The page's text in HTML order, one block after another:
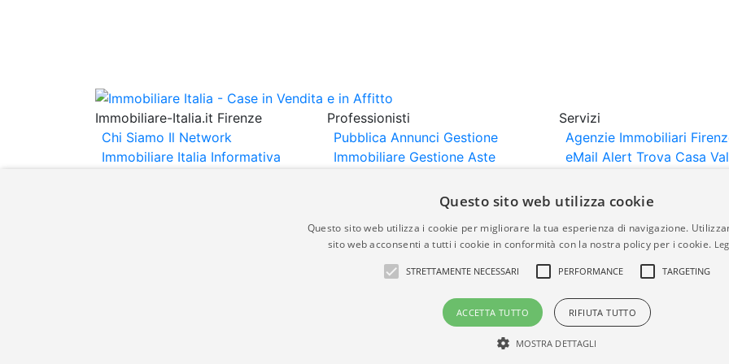
Immobiliare-Italia.it Firenze
Chi Siamo Il Network
Immobiliare Italia Informativa
Professionisti
Pubblica Annunci Gestione
Immobiliare Gestione Aste
Importazione
Servizi
Agenzie Immobiliari
eMail Alert Trova Casa
Gli annunci immobiliari presenti su immobiliare-italia.it vengono pubblicati da agenzie immobiliari e
italia.it quindi non è responsabile della veridicità, della correttezza, della completezza, della
Questo sito web utilizza cookie
Questo sito web utilizza i cookie per migliorare la tua esperienza di navigazione.
sito web acconsenti a tutti i cookie in conformità con la nostra policy per i cookie.
STRETTAMENTE NECESSARI PERFORMANCE TARGETING
ACCETTA TUTTO RIFIUTA TUTTO
MOSTRA DETTAGLI